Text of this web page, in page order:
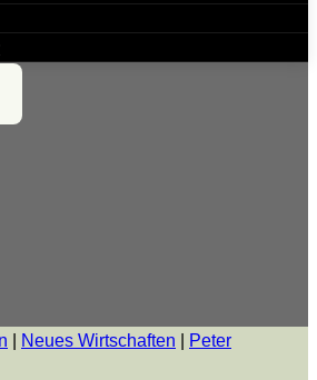
Neues Wirtschaften
Peter